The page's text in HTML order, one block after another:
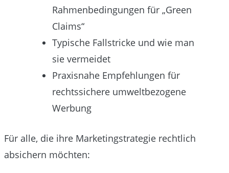
Rahmenbedingungen für „Green
Claims“
Typische Fallstricke und wie man
sie vermeidet
Praxisnahe Empfehlungen für
rechtssichere umweltbezogene
Werbung
Für alle, die ihre Marketingstrategie rechtlich
absichern möchten: